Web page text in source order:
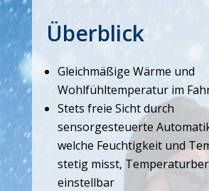
Überblick
Gleichmäßige Wärme und
Wohlfühltemperatur im
Stets freie Sicht durch
sensorgesteuerte
welche Feuchtigkeit und
stetig misst,
einstellbar